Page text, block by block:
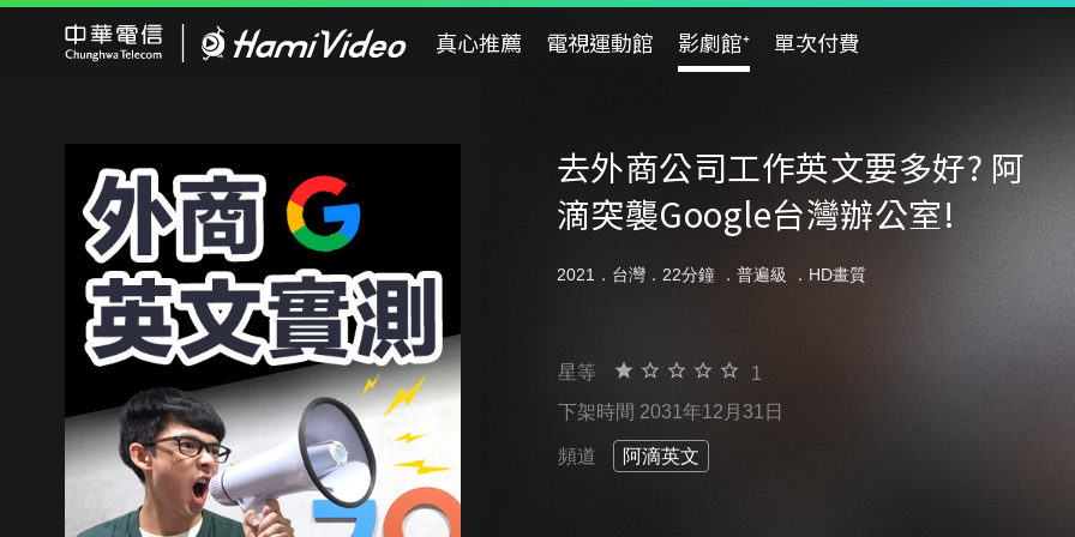
真心推薦 電視運動館 影劇館⁺ 單次付費
去外商公司工作英文要多好? 阿
滴突襲Google台灣辦公室!
2021．台灣．22分鐘 ． 普遍級 ．HD畫質
星等
1
下架時間 2031年12月31日
頻道 阿滴英文